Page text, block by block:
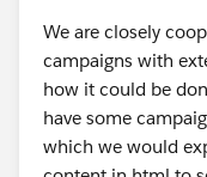
We are closely
campaigns with
how it could be
have some
which we would